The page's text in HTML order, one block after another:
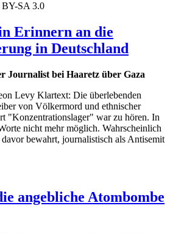
BY-SA 3.0
Erinnern an die
in Deutschland
Journalist bei Haaretz über Gaza
Levy Klartext: Die überlebenden
von Völkermord und ethnischer
"Konzentrationslager" war zu hören. In
nicht mehr möglich. Wahrscheinlich
bewahrt, journalistisch als Antisemit
angebliche Atombombe